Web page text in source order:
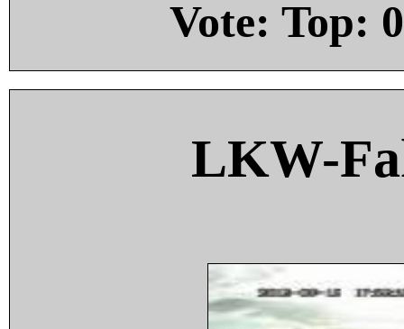
Vote: Top: 0
LKW-